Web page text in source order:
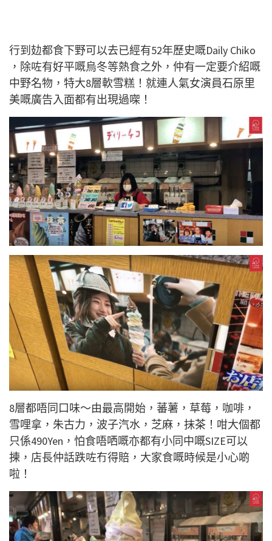
行到攰都食下野可以去已經有52年歷史嘅Daily Chiko
，除咗有好平嘅烏冬等熱食之外，仲有一定要介紹嘅
中野名物，特大8層軟雪糕！就連人氣女演員石原里
美嘅廣告入面都有出現過㗎！
8層都唔同口味～由最高開始，蕃薯，草莓，咖啡，
雪哩拿，朱古力，波子汽水，芝麻，抹茶！咁大個都
只係490Yen，怕食唔哂嘅亦都有小同中嘅SIZE可以
揀，店長仲話跌咗冇得賠，大家食嘅時候是小心啲
啦！